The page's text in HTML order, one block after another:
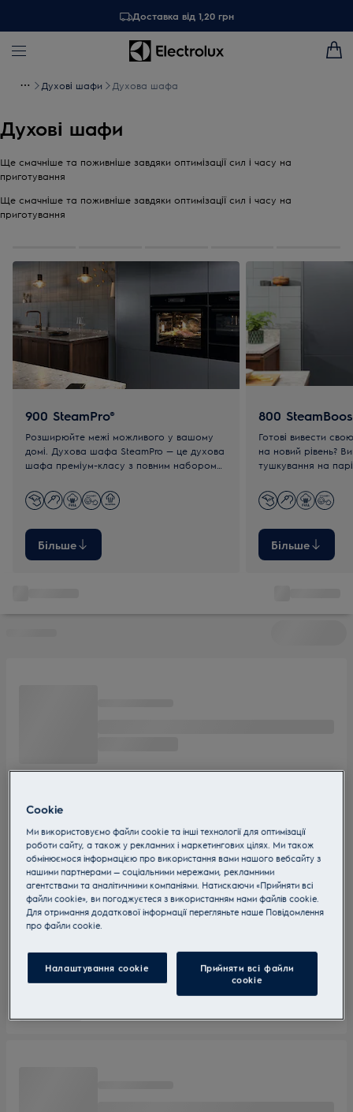
Доставка від 1,20 грн
Духові шафи Духова шафа
Духові шафи
Ще смачніше та поживніше завдяки оптимізації сил і часу на
приготування
Ще смачніше та поживніше завдяки оптимізації сил і часу на
приготування
900 SteamPro®
Розширюйте межі можливого у вашому
домі. Духова шафа SteamPro — це духова
шафа преміум-класу з повним набором
функцією Sous-Vide.
Більше
800
Готові вивести
на новий рівень?
тушкування на
ресторанах.
Більше
Cookie
Ми використовуємо файли cookie та інші технології для оптимізації
роботи сайту, а також у рекламних і маркетингових цілях. Ми також
обмінюємося інформацією про використання вами нашого вебсайту з
нашими партнерами — соціальними мережами, рекламними
агентствами та аналітичними компаніями. Натискаючи «Прийняти всі
файли cookie», ви погоджуєтеся з використанням нами файлів cookie.
Для отримання додаткової інформації перегляньте наше Пoвідомлення
прo файли cookie.
Налаштування cookie
Прийняти всі файли
сookie